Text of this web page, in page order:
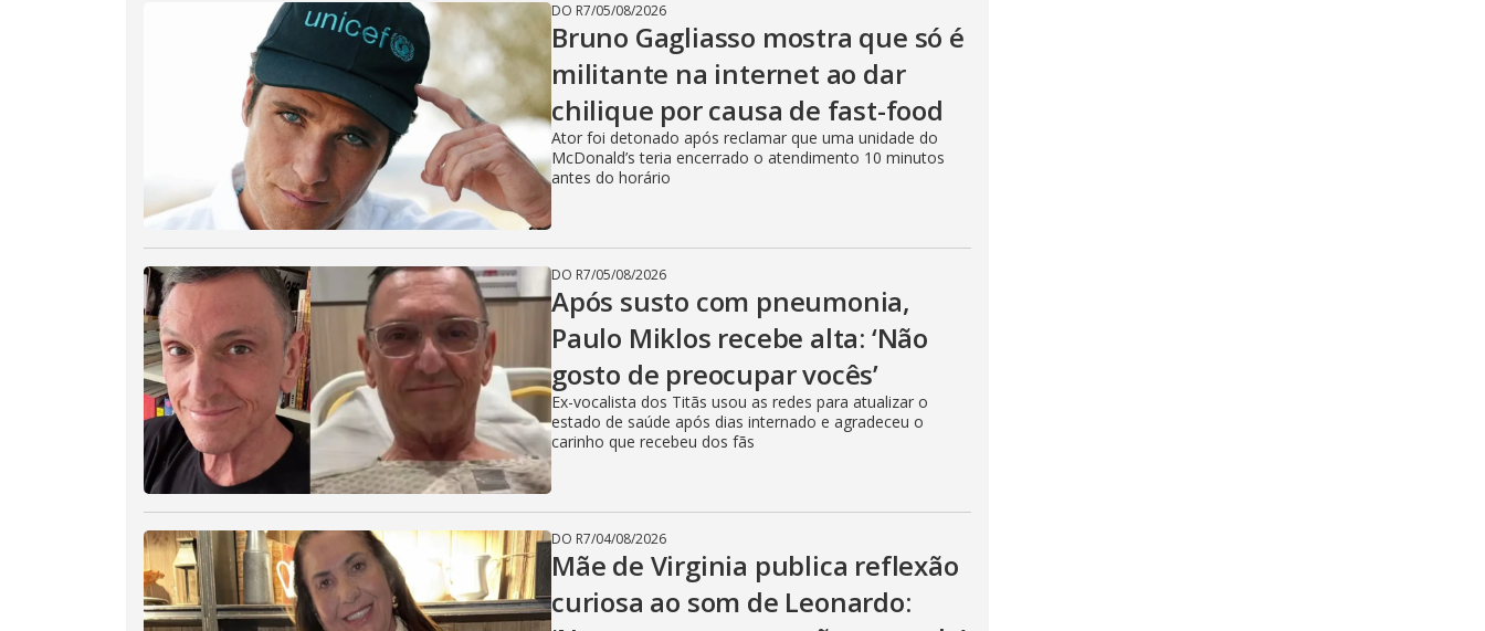
DO R7/05/08/2026
Bruno Gagliasso mostra que só é
militante na internet ao dar
chilique por causa de fast-food
Ator foi detonado após reclamar que uma unidade do
McDonald’s teria encerrado o atendimento 10 minutos
antes do horário
DO R7/05/08/2026
Após susto com pneumonia,
Paulo Miklos recebe alta: ‘Não
gosto de preocupar vocês’
Ex-vocalista dos Titãs usou as redes para atualizar o
estado de saúde após dias internado e agradeceu o
carinho que recebeu dos fãs
DO R7/04/08/2026
Mãe de Virginia publica reflexão
curiosa ao som de Leonardo: